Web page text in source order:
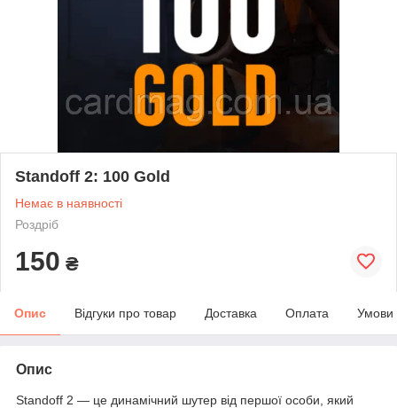
Standoff 2: 100 Gold
Немає в наявності
Роздріб
150 ₴
Опис Відгуки про товар Доставка Оплата Умови
Опис
Standoff 2 — це динамічний шутер від першої особи, який